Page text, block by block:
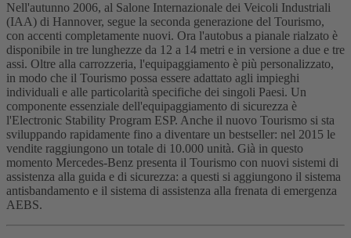
Nell'autunno 2006, al Salone Internazionale dei Veicoli Industriali
(IAA) di Hannover, segue la seconda generazione del Tourismo,
con accenti completamente nuovi. Ora l'autobus a pianale rialzato è
disponibile in tre lunghezze da 12 a 14 metri e in versione a due e tre
assi. Oltre alla carrozzeria, l'equipaggiamento è più personalizzato,
in modo che il Tourismo possa essere adattato agli impieghi
individuali e alle particolarità specifiche dei singoli Paesi. Un
componente essenziale dell'equipaggiamento di sicurezza è
l'Electronic Stability Program ESP. Anche il nuovo Tourismo si sta
sviluppando rapidamente fino a diventare un bestseller: nel 2015 le
vendite raggiungono un totale di 10.000 unità. Già in questo
momento Mercedes-Benz presenta il Tourismo con nuovi sistemi di
assistenza alla guida e di sicurezza: a questi si aggiungono il sistema
antisbandamento e il sistema di assistenza alla frenata di emergenza
AEBS.